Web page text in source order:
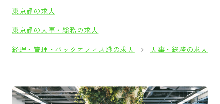
東京都の求人
東京都の人事・総務の求人
経理・管理・バックオフィス職の求人 人事・総務の求人